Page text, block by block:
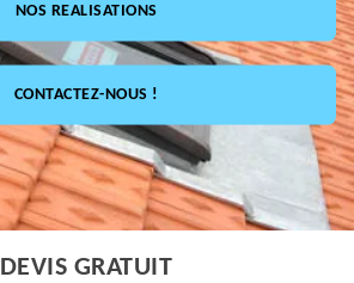
NOS REALISATIONS
CONTACTEZ-NOUS !
DEVIS GRATUIT